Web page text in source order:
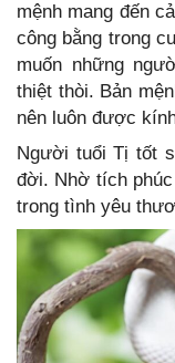
mệnh mang đến
công bằng trong
muốn những
thiệt thòi. Bản
nên luôn được
Người tuổi Tị tốt
đời. Nhờ tích
trong tình yêu